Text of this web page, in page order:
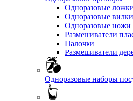
Одноразовые ложки
Одноразовые вилки
Одноразовые ножи
Размешиватели
Палочки
Размешиватели
Одноразовые наборы